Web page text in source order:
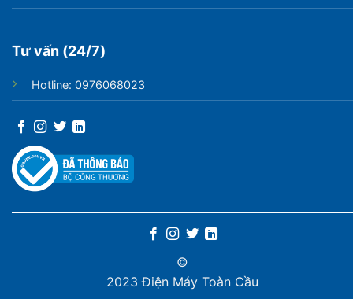
Tư vấn (24/7)
Hotline: 0976068023
©
2023 Điện Máy Toàn Cầu